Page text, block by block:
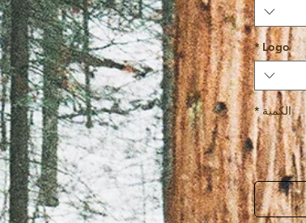
Logo
*
الكمية *